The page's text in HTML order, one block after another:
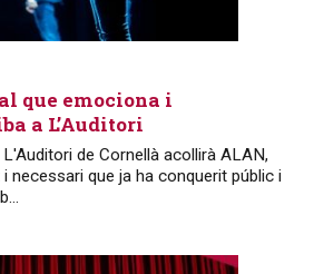
que emociona i
a L’Auditori
de Cornellà acollirà ALAN,
necessari que ja ha conquerit públic i